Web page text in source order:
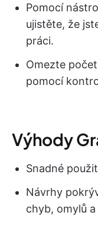
Pomocí
ujistěte, že
práci.
Omezte
pomocí
Výhody
Snadné
Návrhy
chyb, omylů